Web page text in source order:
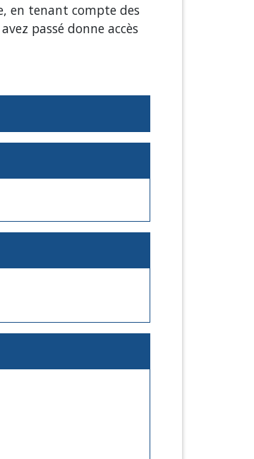
en tenant compte des
passé donne accès